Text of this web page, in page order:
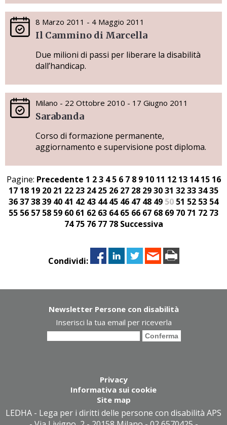
8 Marzo 2011 - 4 Maggio 2011
Il Cammino di Marcella
Due milioni di passi per liberare la disabilità
dall’handicap.
Milano - 22 Ottobre 2010 - 17 Giugno 2011
Sarabanda
Corso di formazione permanente,
aggiornamento e supervisione post diploma.
Pagine: Precedente 1 2 3 4 5 6 7 8 9 10 11 12 13 14 15 16
17 18 19 20 21 22 23 24 25 26 27 28 293031 32333435
36373839 40 41 42 43 44 45 46 47 48 49 50 51 52 53 54
55 56 57 58 59 60 61 62 63 64 65 66 67 68 69 70 71 72 73
74 75 76 77 78 Successiva
Condividi:
Newsletter Persone con disabilità
Inserisci la tua email per riceverla
Privacy
Informativa sui cookie
Site map
LEDHA - Lega per i diritti delle persone con disabilità APS